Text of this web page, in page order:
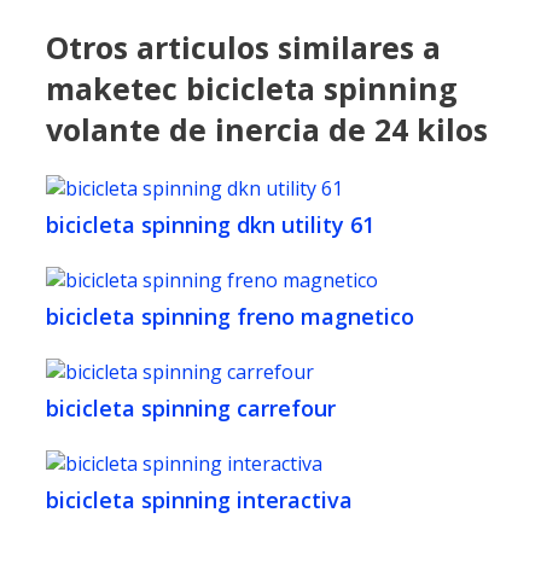
Otros articulos similares a
maketec bicicleta spinning
volante de inercia de 24 kilos
bicicleta spinning dkn utility 61
bicicleta spinning freno magnetico
bicicleta spinning carrefour
bicicleta spinning interactiva